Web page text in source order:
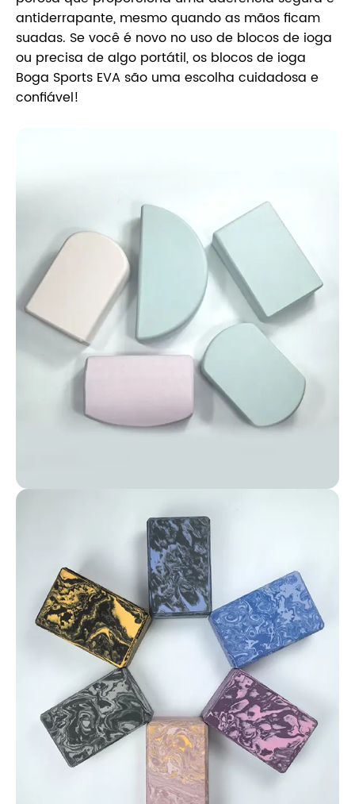
antiderrapante, mesmo quando as mãos ficam
suadas. Se você é novo no uso de blocos de ioga
ou precisa de algo portátil, os blocos de ioga
Boga Sports EVA são uma escolha cuidadosa e
confiável!